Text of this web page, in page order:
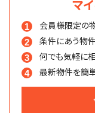
マ
会員様限定の
条件にあう物
何でも気軽に相
最新物件を簡単